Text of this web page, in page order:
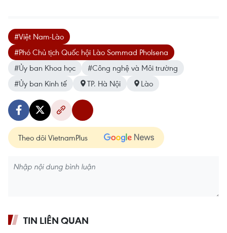
#Việt Nam-Lào
#Phó Chủ tịch Quốc hội Lào Sommad Pholsena
#Ủy ban Khoa học
#Công nghệ và Môi trường
#Ủy ban Kinh tế
TP. Hà Nội Lào
Theo dõi VietnamPlus
TIN LIÊN QUAN